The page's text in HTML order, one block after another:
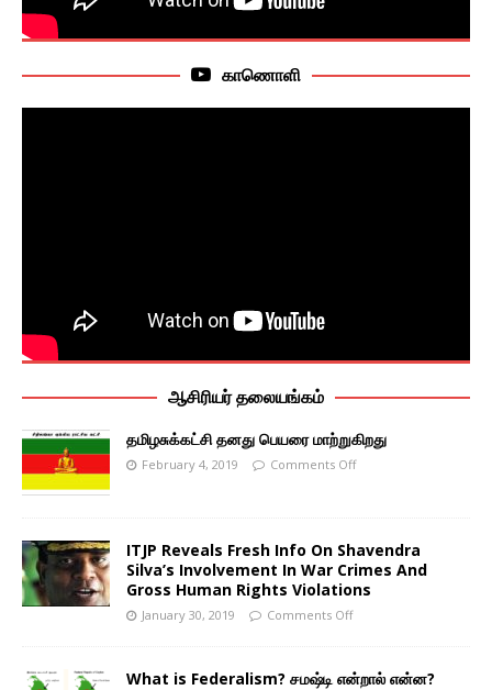
காணொளி
ஆசிரியர் தலையங்கம்
தமிழசுக்கட்சி தனது பெயரை மாற்றுகிறது
February 4, 2019 Comments Off
ITJP Reveals Fresh Info On Shavendra
Silva’s Involvement In War Crimes And
Gross Human Rights Violations
January 30, 2019 Comments Off
What is Federalism? சமஷ்டி என்றால் என்ன?